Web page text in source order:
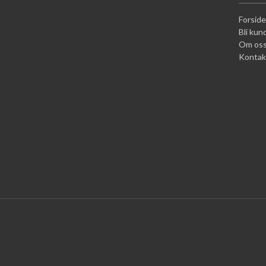
Forside
Bli
Om